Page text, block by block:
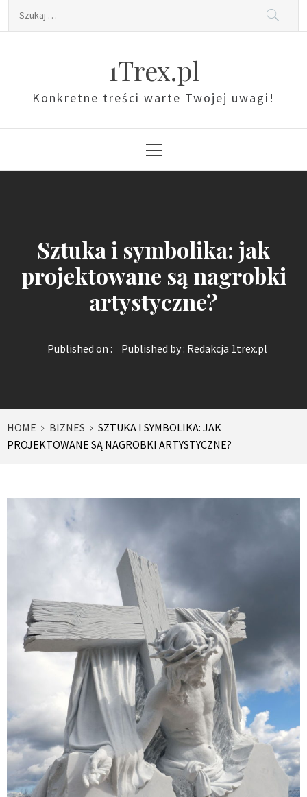
Szukaj:
1Trex.pl
Konkretne treści warte Twojej uwagi!
Menu
Sztuka i symbolika: jak
projektowane są nagrobki
artystyczne?
Published on : Published by : Redakcja 1trex.pl
HOME BIZNES
SZTUKA I SYMBOLIKA: JAK
PROJEKTOWANE SĄ NAGROBKI ARTYSTYCZNE?